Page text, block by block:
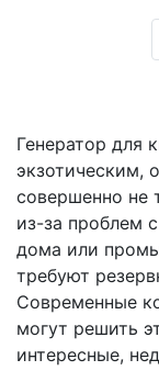
Генератор для
экзотическим,
совершенно не
из-за проблем
дома или
требуют
Современные
могут решить
интересные,